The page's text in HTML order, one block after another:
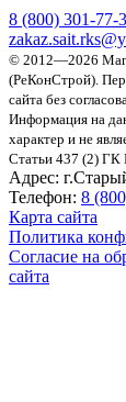
8 (800) 301-77-
© 2012—2026
(РеКонСтрой).
сайта без
Информация на
характер и не
Статьи 437 (2) ГК
Адрес:
Телефон: 8
Карта сайта
Политика
Согласие на
сайта